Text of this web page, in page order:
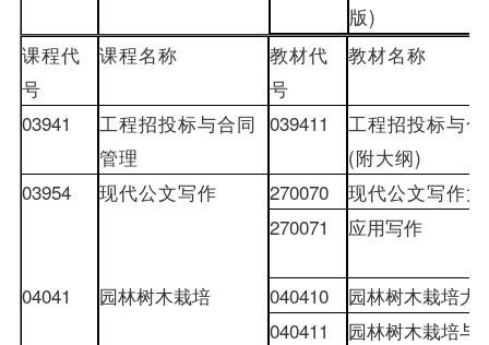
版)
课程代
号
课程名称 教材代
号
教材名称
03941
工程招投标与合同
管理
039411
工程招投标与
(附大纲)
03954
现代公文写作 270070
现代公文写作
270071
应用写作
04041 园林树木栽培 040410
园林树木栽培大
040411
园林树木栽培与